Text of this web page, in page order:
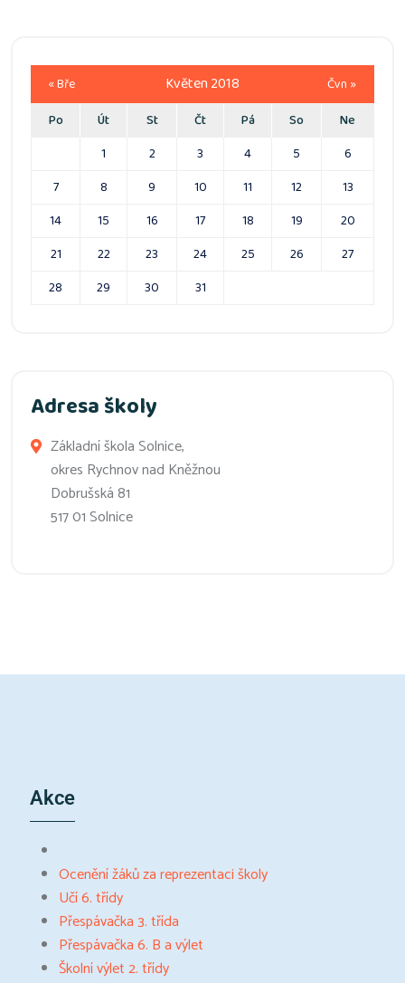
Květen 2018
Po Út St Čt Pá So
Ne
1
2 3 4 5
6
7
8 9 10 11 12
13
14
15 16 17 18 19
20
21
22 23 24 25 26
27
28
29 30 31
« Bře Čvn »
Adresa školy
Základní škola Solnice,
okres Rychnov nad Kněžnou
Dobrušská 81
517 01 Solnice
Akce
Ocenění žáků za reprezentaci školy
Učí 6. třídy
Přespávačka 3. třída
Přespávačka 6. B a výlet
Školní výlet 2. třídy